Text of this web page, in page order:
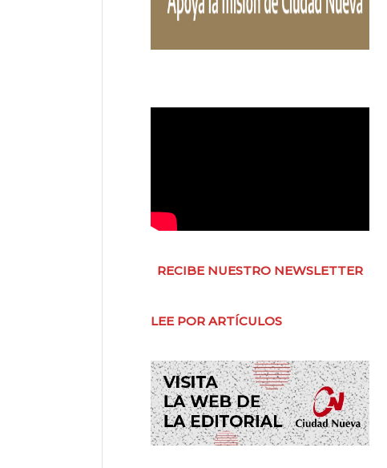
RECIBE NUESTRO NEWSLETTER
LEE POR ARTÍCULOS